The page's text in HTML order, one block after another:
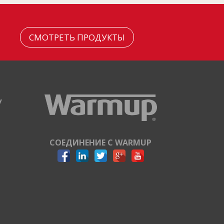
СМОТРЕТЬ ПРОДУКТЫ
СОЕДИНЕНИЕ С WARMUP